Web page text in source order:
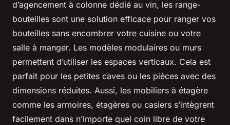
d’agencement à colonne dédié au vin, les range-
bouteilles sont une solution efficace pour ranger vos
bouteilles sans encombrer votre cuisine ou votre
salle à manger. Les modèles modulaires ou murs
permettent d’utiliser les espaces verticaux. Cela est
parfait pour les petites caves ou les pièces avec des
dimensions réduites. Aussi, les mobiliers à étagère
comme les armoires, étagères ou casiers s’intègrent
facilement dans n’importe quel coin libre de votre